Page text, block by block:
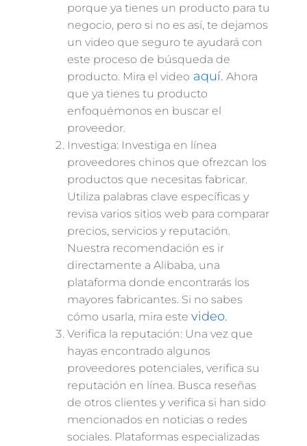
porque ya tienes un producto para tu
negocio, pero si no es así, te dejamos
un video que seguro te ayudará con
este proceso de búsqueda de
producto. Mira el video aquí. Ahora
que ya tienes tu producto
enfoquémonos en buscar el
proveedor.
Investiga: Investiga en línea
proveedores chinos que ofrezcan los
productos que necesitas fabricar.
Utiliza palabras clave específicas y
revisa varios sitios web para comparar
precios, servicios y reputación.
Nuestra recomendación es ir
directamente a Alibaba, una
plataforma donde encontrarás los
mayores fabricantes. Si no sabes
cómo usarla, mira este video.
Verifica la reputación: Una vez que
hayas encontrado algunos
proveedores potenciales, verifica su
reputación en línea. Busca reseñas
de otros clientes y verifica si han sido
mencionados en noticias o redes
sociales. Plataformas especializadas